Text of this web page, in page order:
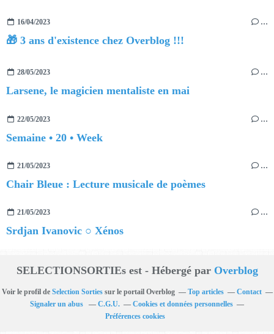
16/04/2023 …
🎁 3 ans d'existence chez Overblog !!!
28/05/2023 …
Larsene, le magicien mentaliste en mai
22/05/2023 …
Semaine • 20 • Week
21/05/2023 …
Chair Bleue : Lecture musicale de poèmes
21/05/2023 …
Srdjan Ivanovic ○ Xénos
SELECTIONSORTIEs est - Hébergé par Overblog
Voir le profil de Selection Sortiessur le portail Overblog Top articles
Contact
Signaler un abus
C.G.U.
Cookies et données personnelles
Préférences cookies